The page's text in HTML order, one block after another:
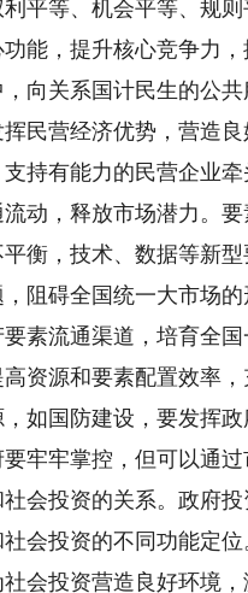
平等、机会平等、规
能，提升核心竞争力
向关系国计民生的公
民营经济优势，营造
持有能力的民营企业牵
，释放市场潜力。要
衡，技术、数据等新
阻碍全国统一大市场
素流通渠道，培育全
资源和要素配置效率
如国防建设，要发挥
牢牢掌控，但可以通过
投资的关系。政府投
会投资的不同功能定
会投资营造良好环境